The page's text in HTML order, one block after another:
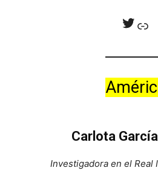
Carlota
Investigadora en el Real